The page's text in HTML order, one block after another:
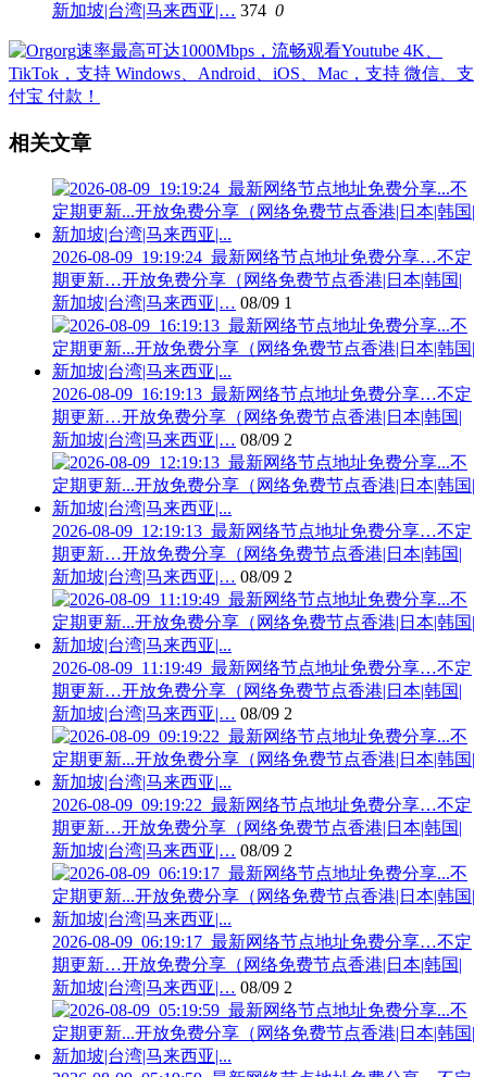
新加坡|台湾|马来西亚|… 374 0
相关文章
2026-08-09_19:19:24_最新网络节点地址免费分享…不定
期更新…开放免费分享（网络免费节点香港|日本|韩国|
新加坡|台湾|马来西亚|… 08/09 1
2026-08-09_16:19:13_最新网络节点地址免费分享…不定
期更新…开放免费分享（网络免费节点香港|日本|韩国|
新加坡|台湾|马来西亚|… 08/09 2
2026-08-09_12:19:13_最新网络节点地址免费分享…不定
期更新…开放免费分享（网络免费节点香港|日本|韩国|
新加坡|台湾|马来西亚|… 08/09 2
2026-08-09_11:19:49_最新网络节点地址免费分享…不定
期更新…开放免费分享（网络免费节点香港|日本|韩国|
新加坡|台湾|马来西亚|… 08/09 2
2026-08-09_09:19:22_最新网络节点地址免费分享…不定
期更新…开放免费分享（网络免费节点香港|日本|韩国|
新加坡|台湾|马来西亚|… 08/09 2
2026-08-09_06:19:17_最新网络节点地址免费分享…不定
期更新…开放免费分享（网络免费节点香港|日本|韩国|
新加坡|台湾|马来西亚|… 08/09 2